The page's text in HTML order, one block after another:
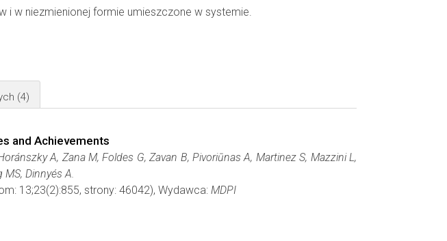
i w niezmienionej formie umieszczone w systemie.
(4)
and Achievements
A, Zana M, Foldes G, Zavan B, Pivoriūnas A, Martinez S, Mazzini L,
Dinnyés A.
13;23(2):855, strony: 46042), Wydawca: MDPI